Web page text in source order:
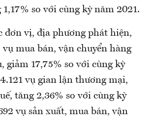
so với cùng kỳ năm 2021.
đơn vị, địa phương phát hiện,
vụ mua bán, vận chuyển hàng
giảm 17,75% so với cùng kỳ
vụ gian lận thương mại,
tăng 2,36% so với cùng kỳ
vụ sản xuất, mua bán, vận